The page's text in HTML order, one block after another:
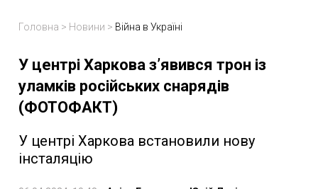
Головна > Новини > Війна в Україні
У центрі Харкова з’явився трон із
уламків російських снарядів
(ФОТОФАКТ)
У центрі Харкова встановили нову
інсталяцію